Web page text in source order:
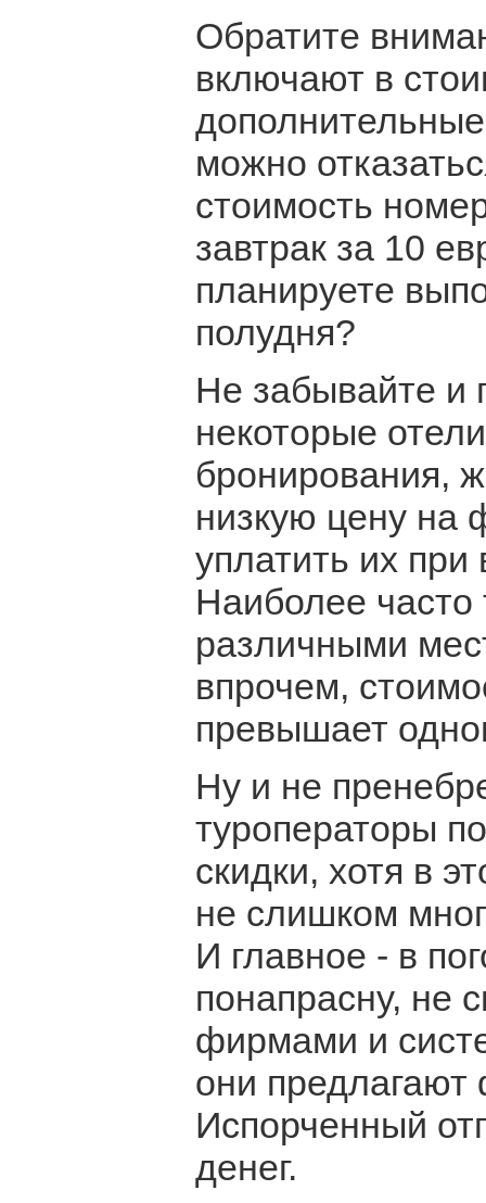
Обратите
включают в
можно
стоимость
завтрак за 10
планируете
полудня?
Не забывайте и
некоторые
бронирования,
низкую цену на
уплатить их
Наиболее часто
различными
впрочем,
превышает
Ну и не
туроператоры
скидки, хотя в
не слишком
И главное - в
понапрасну, не
фирмами и
они предлагают
Испорченный
денег.